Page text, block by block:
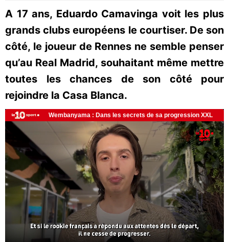
A 17 ans, Eduardo Camavinga voit les plus
grands clubs européens le courtiser. De son
côté, le joueur de Rennes ne semble penser
qu’au Real Madrid, souhaitant même mettre
toutes les chances de son côté pour
rejoindre la Casa Blanca.